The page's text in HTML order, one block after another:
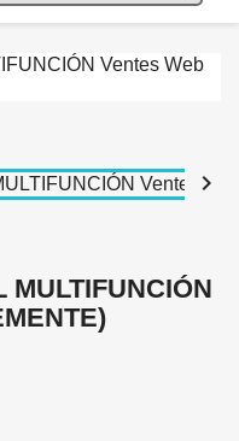

MULTIFUNCIÓN